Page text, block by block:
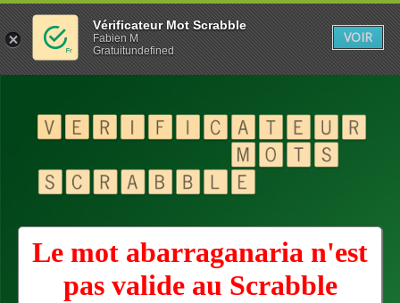
Le mot abarraganaria n'est
pas valide au Scrabble
Vérificateur Mot Scrabble
Fabien M
Gratuitundefined
VOIR